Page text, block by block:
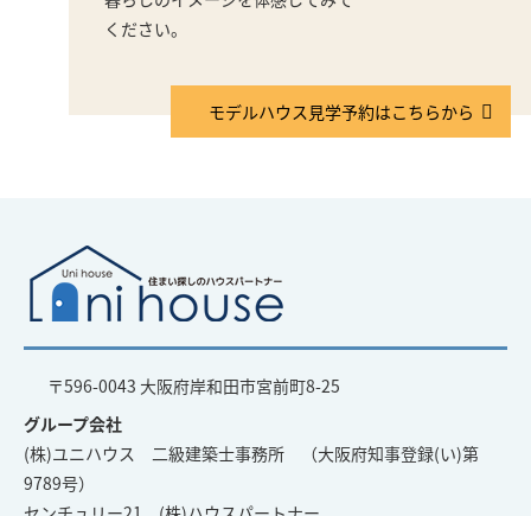
ください。
モデルハウス見学予約はこちらから
〒596-0043 大阪府岸和田市宮前町8-25
グループ会社
(株)ユニハウス 二級建築士事務所 （大阪府知事登録(い)第
9789号）